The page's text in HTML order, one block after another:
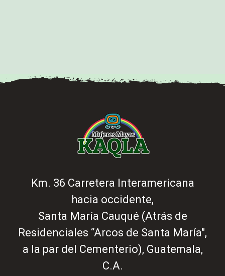
Km. 36 Carretera Interamericana
hacia occidente,
Santa María Cauqué (Atrás de
Residenciales “Arcos de Santa María",
a la par del Cementerio), Guatemala,
C.A.